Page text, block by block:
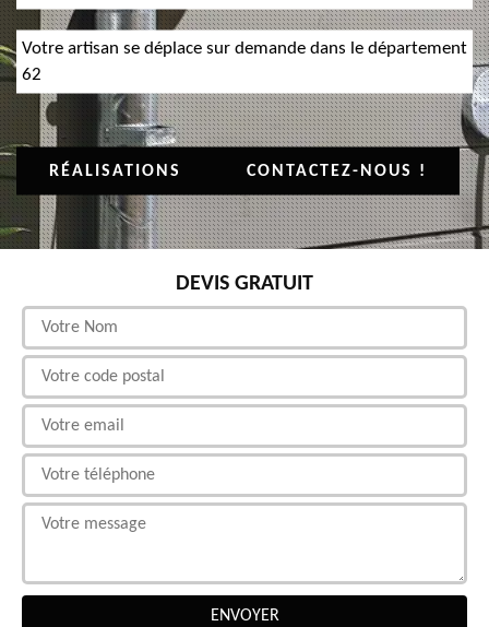
Votre artisan se déplace sur demande dans le département
62
RÉALISATIONS CONTACTEZ-NOUS !
DEVIS GRATUIT